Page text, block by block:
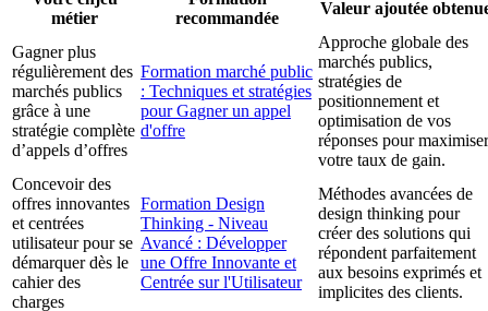
métier
recommandée
Valeur ajoutée
Gagner plus
régulièrement des
marchés publics
grâce à une
stratégie complète
d’appels d’offres
Formation marché public
: Techniques et stratégies
pour Gagner un appel
d'offre
Approche globale des
marchés publics,
stratégies de
positionnement et
optimisation de vos
réponses pour maximiser
votre taux de gain.
Concevoir des
offres innovantes
et centrées
utilisateur pour se
démarquer dès le
cahier des
charges
Formation Design
Thinking - Niveau
Avancé : Développer
une Offre Innovante et
Centrée sur l'Utilisateur
Méthodes avancées de
design thinking pour
créer des solutions qui
répondent parfaitement
aux besoins exprimés et
implicites des clients.